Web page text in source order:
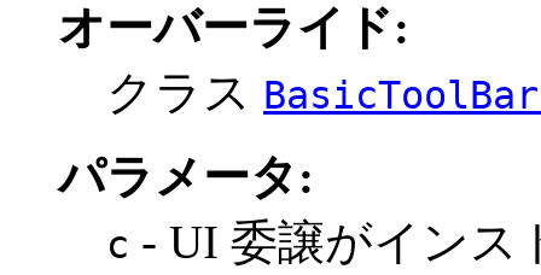
オーバーライド:
クラス
パラメータ:
c - UI 委譲がインス